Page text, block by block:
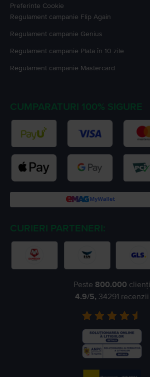
Preferinte Cookie
Regulament campanie Flip Again
Regulament campanie Genius
Regulament campanie Plata în 10 zile
Regulament campanie Mastercard
CUMPARATURI 100% SIGURE
CURIERI PARTENERI:
Peste 800.000 clienți
4.9/5, 34291 recenzii